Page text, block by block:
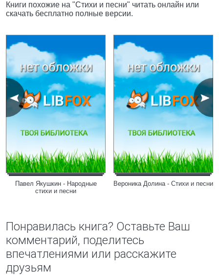
Книги похожие на "Стихи и песни" читать онлайн или
скачать бесплатно полные версии.
Павел Якушкин - Народные
стихи и песни
Вероника Долина - Стихи и песни
Понравилась книга? Оставьте Ваш
комментарий, поделитесь
впечатлениями или расскажите
друзьям